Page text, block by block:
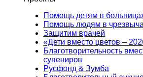
Помощь детям в
Помощь людям в
Защитим врачей
«Дети вместо цветов –
Благотворительность
сувениров
Русфонд & Зумба